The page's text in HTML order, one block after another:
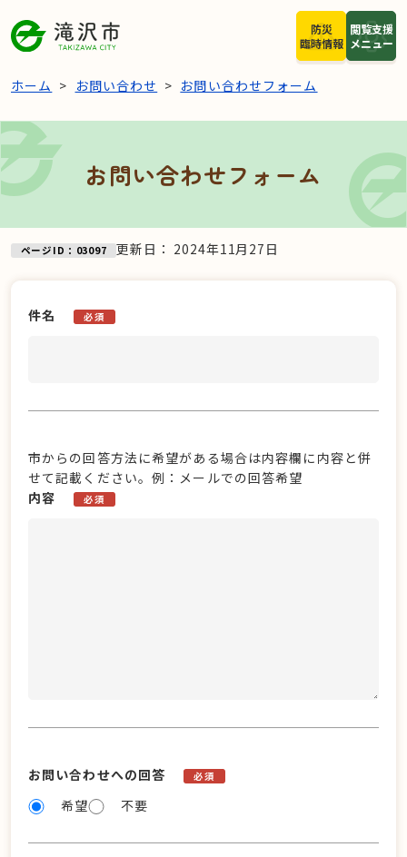
閲覧支援
メニュー
防災
臨時情報
ホーム お問い合わせ お問い合わせフォーム
お問い合わせフォーム
ページID：03097 更新日： 2024年11月27日
件名 必須
市からの回答方法に希望がある場合は内容欄に内容と併
せて記載ください。例：メールでの回答希望
内容
必須
お問い合わせへの回答 必須
希望 不要